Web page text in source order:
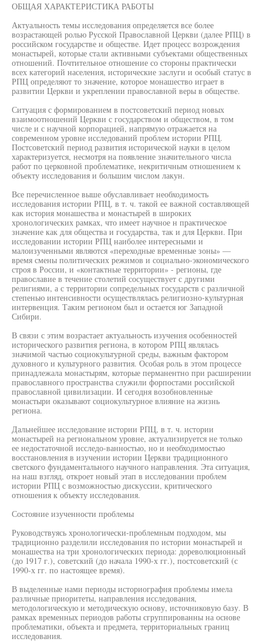
ОБЩАЯ ХАРАКТЕРИСТИКА РАБОТЫ
Актуальность темы исследования определяется все более
возрастающей ролью Русской Православной Церкви (далее РПЦ) в
российском государстве и обществе. Идет процесс возрождения
монастырей, которые стали активными субъектами общественных
отношений. Почтительное отношение со стороны практически
всех категорий населения, исторические заслуги и особый статус в
РПЦ определяют то значение, которое монашество играет в
развитии Церкви и укреплении православной веры в обществе.
Ситуация с формированием в постсоветский период новых
взаимоотношений Церкви с государством и обществом, в том
числе и с научной корпорацией, напрямую отражается на
современном уровне исследований проблем истории РПЦ.
Постсоветский период развития исторической науки в целом
характеризуется, несмотря на появление значительного числа
работ по церковной проблематике, некритичным отношением к
объекту исследования и большим числом лакун.
Все перечисленное выше обуславливает необходимость
исследования истории РПЦ, в т. ч. такой ее важной составляющей
как история монашества и монастырей в широких
хронологических рамках, что имеет научное н практическое
значение как для общества и государства, так и для Церкви. При
исследовании истории РПЦ наиболее интересными и
малоизученными являются «переходные временные зоны» —
время смены политических режимов и социально-экономического
строя в России, и «контактные территории» - регионы, где
православие в течение столетий сосуществует с другими
религиями, а с территории сопредельных государств с различной
степенью интенсивности осуществлялась религиозно-культурная
интервенция. Таким регионом был и остается юг Западной
Сибири.
В связи с этим возрастает актуальность изучения особенностей
исторического развития региона, в котором РПЦ являлась
значимой частью социокультурной среды, важным фактором
духовного и культурного развития. Особая роль в этом процессе
принадлежала монастырям, которые перманентно при расширении
православного пространства служили форпостами российской
православной цивилизации. И сегодня возобновленные
монастыри оказывают социокультурное влияние на жизнь
региона.
Дальнейшее исследование истории РПЦ, в т. ч. истории
монастырей на региональном уровне, актуализируется не только
ее недостаточной исследо-ванностыо, но и необходимостью
восстановления в изучении истории Церкви традиционного
светского фундаментального научного направления. Эта ситуация,
на наш взгляд, откроет новый этап в исследовании проблем
истории РПЦ с возможностью дискуссии, критического
отношения к объекту исследования.
Состояние изученности проблемы
Руководствуясь хронологически-проблемным подходом, мы
традиционно разделили исследования по истории монастырей и
монашества на три хронологических периода: дореволюционный
(до 1917 г.), советский (до начала 1990-х гг.), постсоветский (с
1990-х гг. по настоящее время).
В выделенные нами периоды историография проблемы имела
различные приоритеты, направления исследования,
методологическую и методическую основу, источниковую базу. В
рамках временных периодов работы сгруппированны на основе
проблематики, объекта и предмета, территориальных границ
исследования.